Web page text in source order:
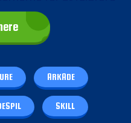
dybe kløfter med dine
ARKADE
SKILL